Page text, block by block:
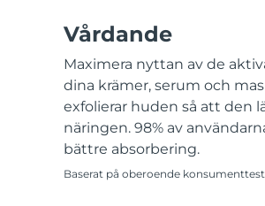
Vårdande
Maximera nyttan av de
dina krämer, serum och
exfolierar huden så att den
näringen. 98% av
bättre absorbering.
Baserat på oberoende